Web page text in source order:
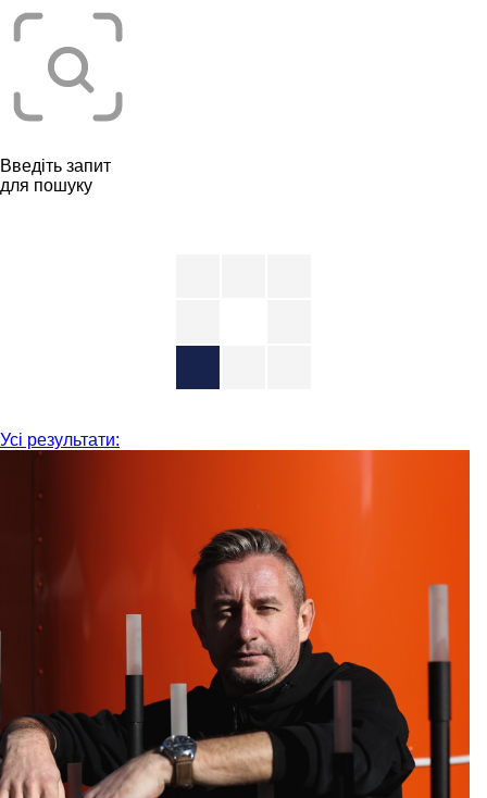
Введіть запит
для пошуку
Усі результати: